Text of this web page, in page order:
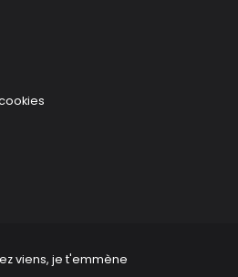
viens, je t'emmène